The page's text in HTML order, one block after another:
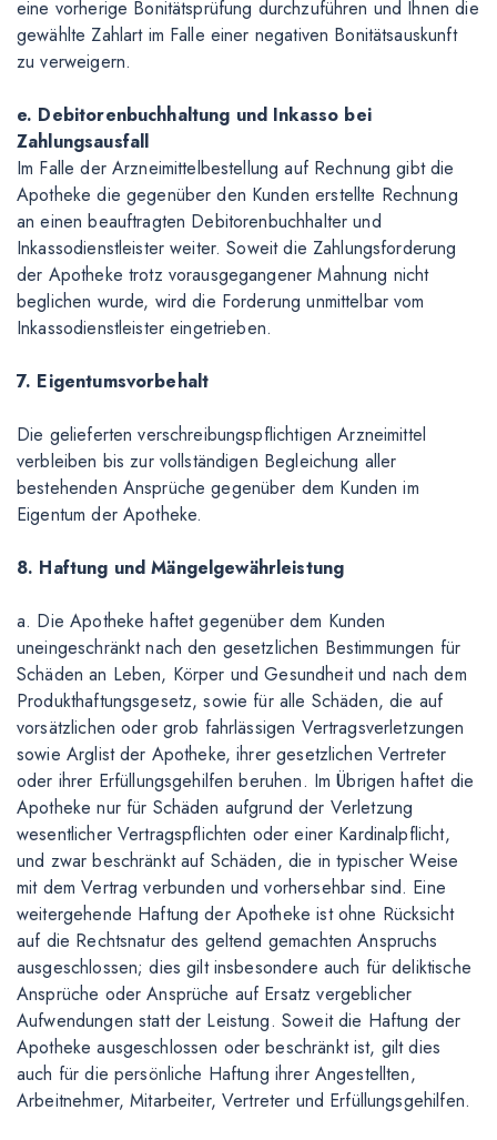
eine vorherige Bonitätsprüfung durchzuführen und Ihnen die
gewählte Zahlart im Falle einer negativen Bonitätsauskunft
zu verweigern.
e. Debitorenbuchhaltung und Inkasso bei
Zahlungsausfall
Im Falle der Arzneimittelbestellung auf Rechnung gibt die
Apotheke die gegenüber den Kunden erstellte Rechnung
an einen beauftragten Debitorenbuchhalter und
Inkassodienstleister weiter. Soweit die Zahlungsforderung
der Apotheke trotz vorausgegangener Mahnung nicht
beglichen wurde, wird die Forderung unmittelbar vom
Inkassodienstleister eingetrieben.
7. Eigentumsvorbehalt
Die gelieferten verschreibungspflichtigen Arzneimittel
verbleiben bis zur vollständigen Begleichung aller
bestehenden Ansprüche gegenüber dem Kunden im
Eigentum der Apotheke.
8. Haftung und Mängelgewährleistung
a. Die Apotheke haftet gegenüber dem Kunden
uneingeschränkt nach den gesetzlichen Bestimmungen für
Schäden an Leben, Körper und Gesundheit und nach dem
Produkthaftungsgesetz, sowie für alle Schäden, die auf
vorsätzlichen oder grob fahrlässigen Vertragsverletzungen
sowie Arglist der Apotheke, ihrer gesetzlichen Vertreter
oder ihrer Erfüllungsgehilfen beruhen. Im Übrigen haftet die
Apotheke nur für Schäden aufgrund der Verletzung
wesentlicher Vertragspflichten oder einer Kardinalpflicht,
und zwar beschränkt auf Schäden, die in typischer Weise
mit dem Vertrag verbunden und vorhersehbar sind. Eine
weitergehende Haftung der Apotheke ist ohne Rücksicht
auf die Rechtsnatur des geltend gemachten Anspruchs
ausgeschlossen; dies gilt insbesondere auch für deliktische
Ansprüche oder Ansprüche auf Ersatz vergeblicher
Aufwendungen statt der Leistung. Soweit die Haftung der
Apotheke ausgeschlossen oder beschränkt ist, gilt dies
auch für die persönliche Haftung ihrer Angestellten,
Arbeitnehmer, Mitarbeiter, Vertreter und Erfüllungsgehilfen.